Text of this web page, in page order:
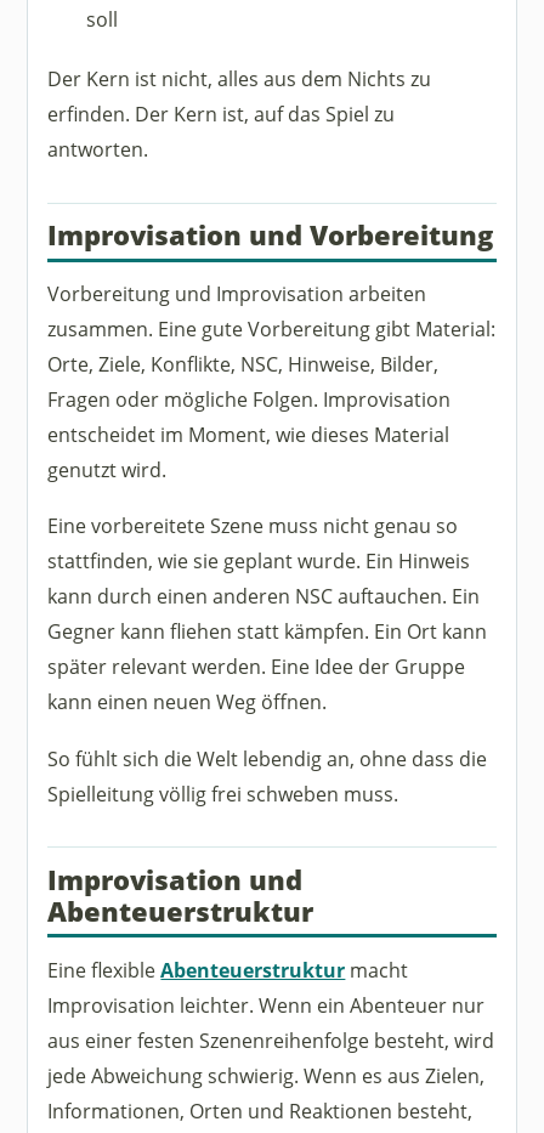
soll
Der Kern ist nicht, alles aus dem Nichts zu
erfinden. Der Kern ist, auf das Spiel zu
antworten.
Improvisation und Vorbereitung
Vorbereitung und Improvisation arbeiten
zusammen. Eine gute Vorbereitung gibt Material:
Orte, Ziele, Konflikte, NSC, Hinweise, Bilder,
Fragen oder mögliche Folgen. Improvisation
entscheidet im Moment, wie dieses Material
genutzt wird.
Eine vorbereitete Szene muss nicht genau so
stattfinden, wie sie geplant wurde. Ein Hinweis
kann durch einen anderen NSC auftauchen. Ein
Gegner kann fliehen statt kämpfen. Ein Ort kann
später relevant werden. Eine Idee der Gruppe
kann einen neuen Weg öffnen.
So fühlt sich die Welt lebendig an, ohne dass die
Spielleitung völlig frei schweben muss.
Improvisation und
Abenteuerstruktur
Eine flexibleAbenteuerstruktur macht
Improvisation leichter. Wenn ein Abenteuer nur
aus einer festen Szenenreihenfolge besteht, wird
jede Abweichung schwierig. Wenn es aus Zielen,
Informationen, Orten und Reaktionen besteht,